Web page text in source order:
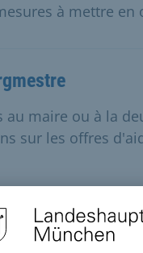
à mettre
maire ou à la
sur les offres